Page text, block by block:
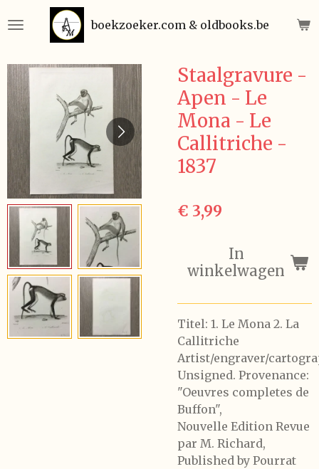
direct
de
hoofdinhoud
boekzoeker.com & oldbooks.be
Staalgravure -
Apen - Le
Mona - Le
Callitriche -
1837
€ 3,99
In
winkelwagen
Titel: 1. Le Mona 2. La
Callitriche
Artist/engraver/
Unsigned. Provenance:
"Oeuvres completes de
Buffon",
Nouvelle Edition Revue
par M. Richard,
Published by Pourrat